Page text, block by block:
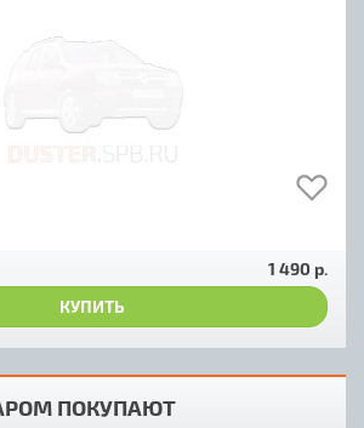
1 490 р.
КУПИТЬ
ПОКУПАЮТ